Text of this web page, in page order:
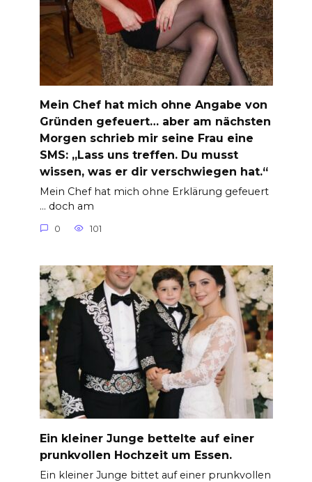
Mein Chef hat mich ohne Angabe von
Gründen gefeuert… aber am nächsten
Morgen schrieb mir seine Frau eine
SMS: „Lass uns treffen. Du musst
wissen, was er dir verschwiegen hat.“
Mein Chef hat mich ohne Erklärung gefeuert
… doch am
0 101
Ein kleiner Junge bettelte auf einer
prunkvollen Hochzeit um Essen.
Ein kleiner Junge bittet auf einer prunkvollen